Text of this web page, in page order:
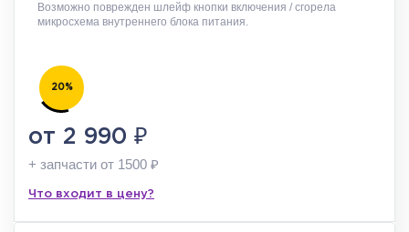
Возможно поврежден шлейф кнопки включения / сгорела
микросхема внутреннего блока питания.
20%
от 2 990 ₽
+ запчасти от 1500 ₽
Что входит в цену?